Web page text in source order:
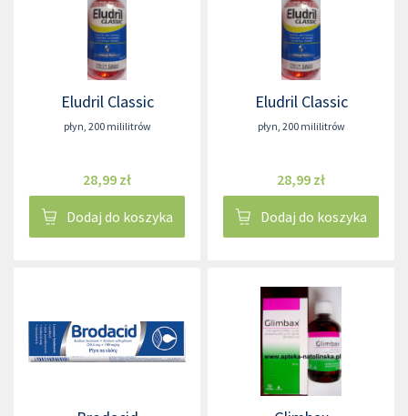
Eludril Classic
płyn, 200 mililitrów
28,99 zł
Dodaj do koszyka
Eludril Classic
płyn, 200 mililitrów
28,99 zł
Dodaj do koszyka